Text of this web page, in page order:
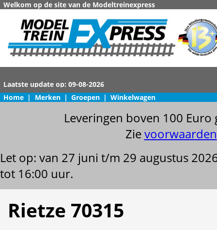
Welkom op de site van de Modeltreinexpress
Home | Merken | Groepen | Winkelwagen
Leveringen boven 100
Zievoorwaarden
Let op: van 27 juni t/m 29 augustus
tot 16:00 uur.
Rietze 70315